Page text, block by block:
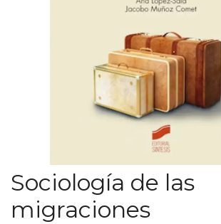
Sociología de las
migraciones